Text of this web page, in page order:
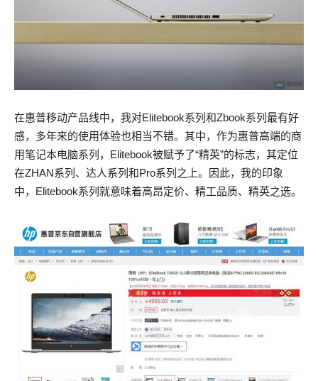
在惠普移动产品线中，我对Elitebook系列和Zbook系列最有好
感，多年来的使用体验也相当不错。其中，作为惠普高端的商
用笔记本电脑系列，Elitebook被赋予了“精英”的标志，其定位
在ZHAN系列、达人系列和Pro系列之上。因此，我的印象
中，Elitebook系列就意味着高昂定价、精工品质、精英之选。